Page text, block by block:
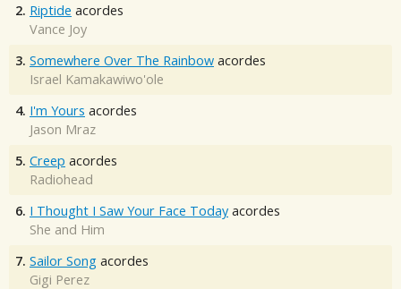
2. Riptide acordes
Vance Joy
3. Somewhere Over The Rainbow acordes
Israel Kamakawiwo'ole
4. I'm Yours acordes
Jason Mraz
5. Creep acordes
Radiohead
6. I Thought I Saw Your Face Today acordes
She and Him
7. Sailor Song acordes
Gigi Perez